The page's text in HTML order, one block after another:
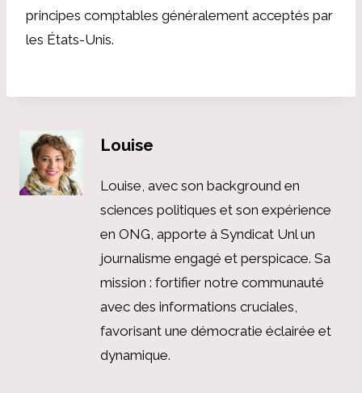
principes comptables généralement acceptés par
les États-Unis.
Louise
Louise, avec son background en
sciences politiques et son expérience
en ONG, apporte à Syndicat Unl un
journalisme engagé et perspicace. Sa
mission : fortifier notre communauté
avec des informations cruciales,
favorisant une démocratie éclairée et
dynamique.